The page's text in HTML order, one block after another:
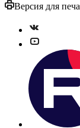
Версия для